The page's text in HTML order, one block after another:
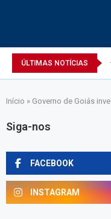
ÚLTIMAS NOTÍCIAS
Início » Governo de Goiás
Siga-nos
FACEBOOK
INSTAGRAM